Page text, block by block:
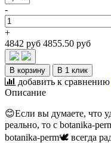
-
+
4842 руб 4855.50 руб
В корзину В 1 клик
добавить к сравнению
Описание
😊Если вы думаете, что
реально, то с botanika-
botanika-perm🕊 всегда